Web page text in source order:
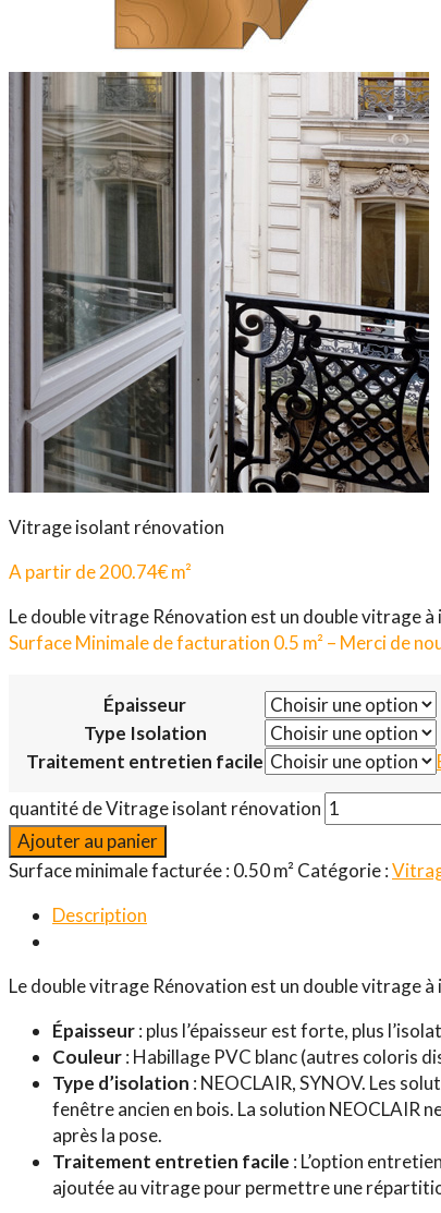
Vitrage isolant rénovation
A partir de200.74€m²
Le double vitrage Rénovation est un double vitrage
Surface Minimale de facturation 0.5 m² – Merci de
Épaisseur
Type Isolation
Traitement entretien facile
quantité de Vitrage isolant rénovation
Ajouter au panier
Surface minimale facturée : 0.50 m² Catégorie :
Description
Le double vitrage Rénovation est un double vitrage
Épaisseur: plus l’épaisseur est forte, plus
Couleur: Habillage PVC blanc (autres coloris
Type d’isolation : NEOCLAIR, SYNOV. Les
fenêtre ancien en bois. La solution NEOCLAIR
après la pose.
Traitement entretien facile : L’option
ajoutée au vitrage pour permettre une